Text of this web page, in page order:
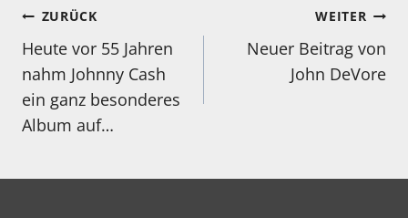
Beitragsnavigation
ZURÜCK
Heute vor 55 Jahren
nahm Johnny Cash
ein ganz besonderes
Album auf…
WEITER
Neuer Beitrag von
John DeVore